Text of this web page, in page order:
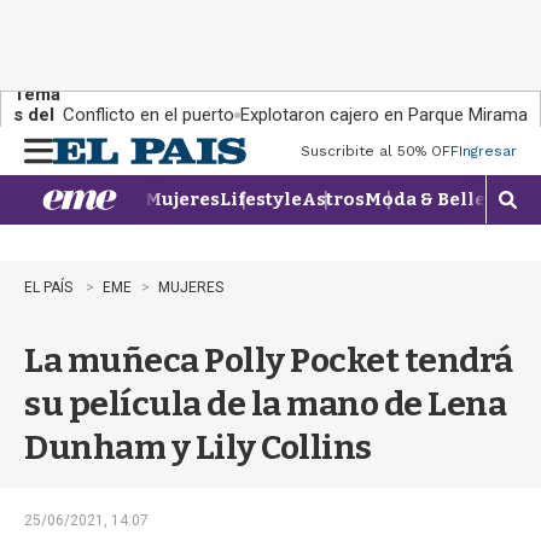
Tema
s del
día:
Conflicto en el puerto Explotaron cajero en Parque Miramar
Suscribite al 50% OFFIngresar
MujeresLifestyleAstrosModa & BellezaM
o
r
b
EL PAÍS EME MUJERES
La muñeca Polly Pocket tendrá
su película de la mano de Lena
Dunham y Lily Collins
25/06/2021, 14:07